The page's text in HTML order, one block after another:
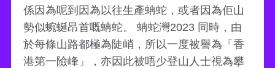
係因為呢到因為以往生產蚺蛇，或者因為佢山
勢似蜿蜒昂首嘅蚺蛇。 蚺蛇灣2023 同時，由
於每條山路都極為陡峭，所以一度被譽為「香
港第一險峰」，亦因此被唔少登山人士視為攀